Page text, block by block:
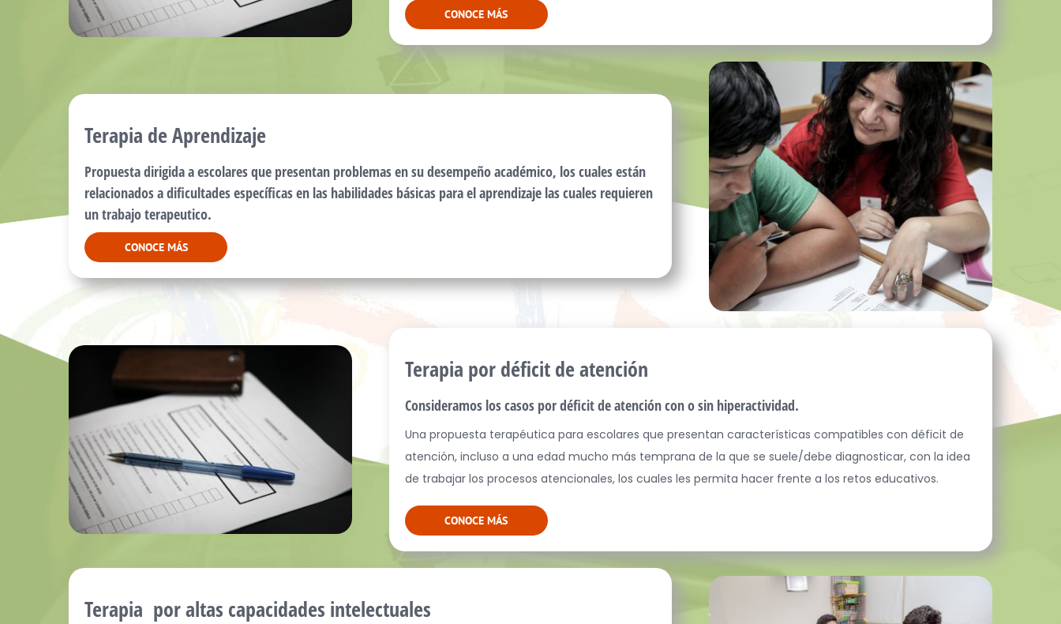
CONOCE MÁS
Terapia de Aprendizaje
Propuesta dirigida a escolares que presentan problemas en su desempeño académico, los cuales están
relacionados a dificultades específicas en las habilidades básicas para el aprendizaje las cuales requieren
un trabajo terapeutico.
CONOCE MÁS
Terapia por déficit de atención
Consideramos los casos por déficit de atención con o sin hiperactividad.
Una propuesta terapéutica para escolares que presentan características compatibles con déficit de
atención, incluso a una edad mucho más temprana de la que se suele/debe diagnosticar, con la idea
de trabajar los procesos atencionales, los cuales les permita hacer frente a los retos educativos.
CONOCE MÁS
Terapia por altas capacidades intelectuales